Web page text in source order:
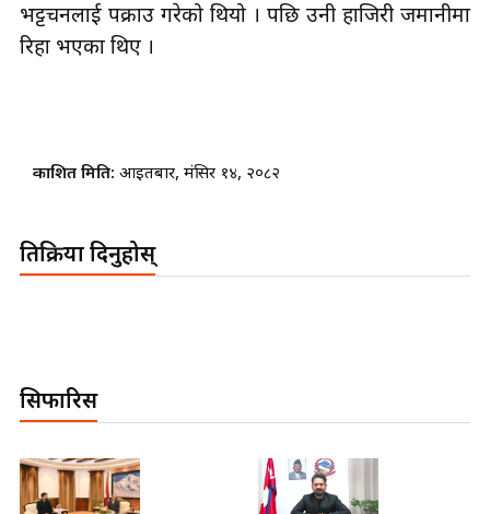
भट्टचनलाई पक्राउ गरेको थियो । पछि उनी हाजिरी जमानीमा
रिहा भएका थिए ।
प्रकाशित मिति: आइतबार, मंसिर १४, २०८२
प्रतिक्रिया दिनुहोस्
सिफारिस